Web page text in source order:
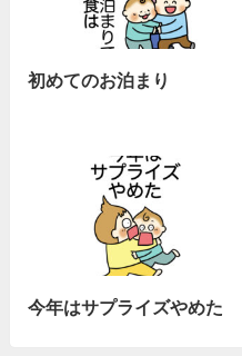
初めてのお泊まり
今年はサプライズやめた